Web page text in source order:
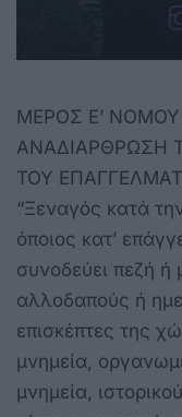
ΜΕΡΟΣ Ε’ ΝΟΜΟΥ
ΑΝΑΔΙΑΡΘΡΩΣΗ
ΤΟΥ
“Ξεναγός κατά
όποιος κατ’
συνοδεύει πεζή
αλλοδαπούς ή
επισκέπτες της
μνημεία,
μνημεία,